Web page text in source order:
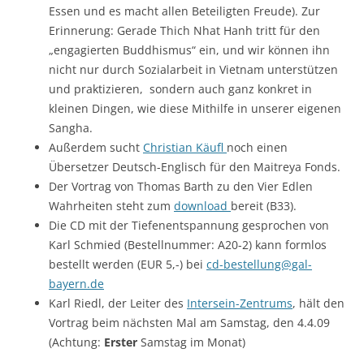
Essen und es macht allen Beteiligten Freude). Zur
Erinnerung: Gerade Thich Nhat Hanh tritt für den
„engagierten Buddhismus“ ein, und wir können ihn
nicht nur durch Sozialarbeit in Vietnam unterstützen
und praktizieren, sondern auch ganz konkret in
kleinen Dingen, wie diese Mithilfe in unserer eigenen
Sangha.
Außerdem sucht Christian Käufl noch einen
Übersetzer Deutsch-Englisch für den Maitreya Fonds.
Der Vortrag von Thomas Barth zu den Vier Edlen
Wahrheiten steht zum download bereit (B33).
Die CD mit der Tiefenentspannung gesprochen von
Karl Schmied (Bestellnummer: A20-2) kann formlos
bestellt werden (EUR 5,-) bei cd-bestellung@gal-
bayern.de
Karl Riedl, der Leiter des Intersein-Zentrums, hält den
Vortrag beim nächsten Mal am Samstag, den 4.4.09
(Achtung: Erster Samstag im Monat)